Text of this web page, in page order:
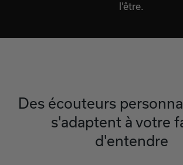
l’être.
Des écouteurs
s'adaptent à votre
d'entendre